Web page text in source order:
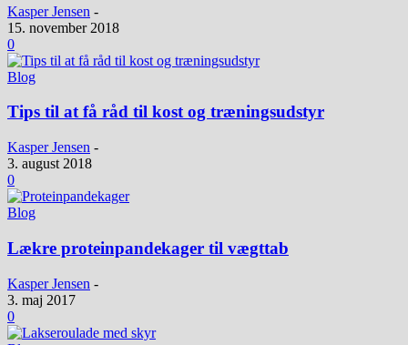
Kasper Jensen -
15. november 2018
0
Blog
Tips til at få råd til kost og træningsudstyr
Kasper Jensen -
3. august 2018
0
Blog
Lækre proteinpandekager til vægttab
Kasper Jensen -
3. maj 2017
0